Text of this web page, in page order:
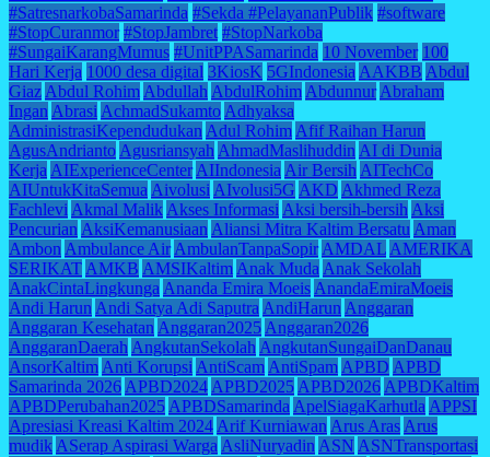
#SatresnarkobaSamarinda #Sekda #PelayananPublik #software
#StopCuranmor #StopJambret #StopNarkoba
#SungaiKarangMumus #UnitPPASamarinda 10 November 100
Hari Kerja 1000 desa digital 3KiosK 5GIndonesia AAKBB Abdul
Giaz Abdul Rohim Abdullah AbdulRohim Abdunnur Abraham
Ingan Abrasi AchmadSukamto Adhyaksa
AdministrasiKependudukan Adul Rohim Afif Raihan Harun
AgusAndrianto Agusriansyah AhmadMaslihuddin AI di Dunia
Kerja AIExperienceCenter AIIndonesia Air Bersih AITechCo
AIUntukKitaSemua Aivolusi AIvolusi5G AKD Akhmed Reza
Fachlevi Akmal Malik Akses Informasi Aksi bersih-bersih Aksi
Pencurian AksiKemanusiaan Aliansi Mitra Kaltim Bersatu Aman
Ambon Ambulance Air AmbulanTanpaSopir AMDAL AMERIKA
SERIKAT AMKB AMSIKaltim Anak Muda Anak Sekolah
AnakCintaLingkunga Ananda Emira Moeis AnandaEmiraMoeis
Andi Harun Andi Satya Adi Saputra AndiHarun Anggaran
Anggaran Kesehatan Anggaran2025 Anggaran2026
AnggaranDaerah AngkutanSekolah AngkutanSungaiDanDanau
AnsorKaltim Anti Korupsi AntiScam AntiSpam APBD APBD
Samarinda 2026 APBD2024 APBD2025 APBD2026 APBDKaltim
APBDPerubahan2025 APBDSamarinda ApelSiagaKarhutla APPSI
Apresiasi Kreasi Kaltim 2024 Arif Kurniawan Arus Aras Arus
mudik ASerap Aspirasi Warga AsliNuryadin ASN ASNTransportasi